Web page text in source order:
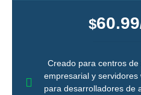
$60.99
Creado para centros
empresarial y
para desarrolladores de